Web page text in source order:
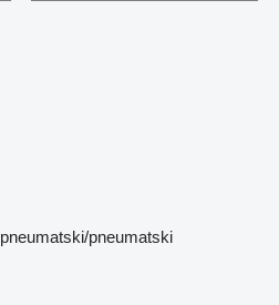
pneumatski/pneumatski